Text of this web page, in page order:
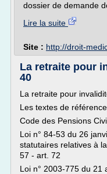
dossier de demande
Lire la suite
Site : http://droit-
La retraite pour
40
La retraite pour
Les textes de
Code des Pensions
Loi n° 84-53 du 26
statutaires relatives à
57 - art. 72
Loi n° 2003-775 du 21